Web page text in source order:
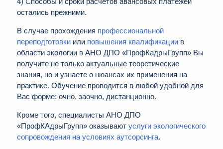
остались прежними.
В случае прохождения профессиональной
переподготовки или повышения квалификации в
области экологии в АНО ДПО «ПрофКадрыГрупп» Вы
получите не только актуальные теоретические
знания, но и узнаете о нюансах их применения на
практике. Обучение проводится в любой удобной для
Вас форме: очно, заочно, дистанционно.
Кроме того, специалисты АНО ДПО
«ПрофКАдрыГрупп» оказывают услуги экологического
сопровождения на условиях аутсорсинга.